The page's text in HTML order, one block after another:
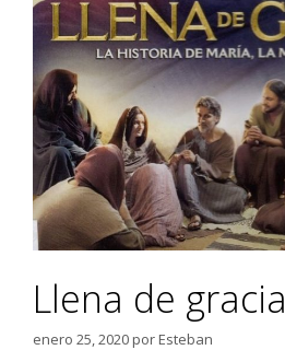
Llena de gracia
enero 25, 2020porEsteban